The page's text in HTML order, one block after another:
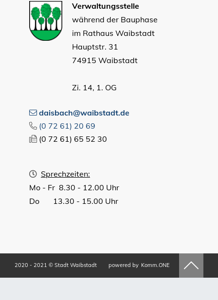
Verwaltungsstelle
während der Bauphase
im Rathaus Waibstadt
Hauptstr. 31
74915 Waibstadt
Zi. 14, 1. OG
daisbach@waibstadt.de
(0 72 61) 20 69
(0 72 61) 65 52 30
Sprechzeiten:
Mo - Fr 8.30 - 12.00 Uhr
Do 13.30 - 15.00 Uhr
2020 - 2021 © Stadt Waibstadt powered by Komm.ONE